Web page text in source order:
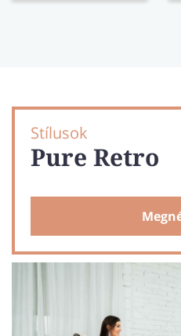
Stílusok
Pure Retro